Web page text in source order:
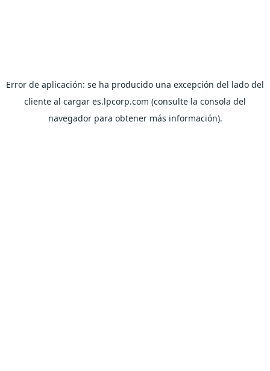
Error de aplicación: se ha producido una excepción del lado del
cliente al cargar es.lpcorp.com (consulte la consola del
navegador para obtener más información).